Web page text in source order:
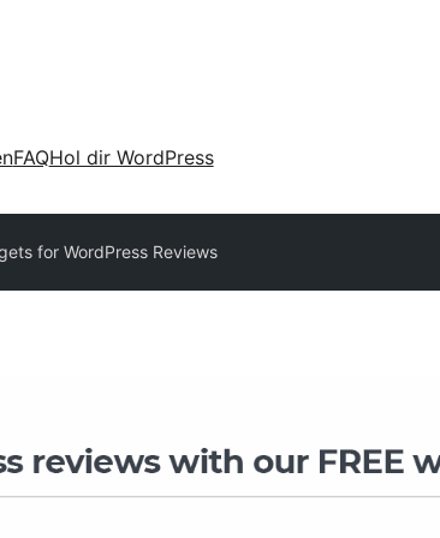
FAQHol dir WordPress
for WordPress Reviews